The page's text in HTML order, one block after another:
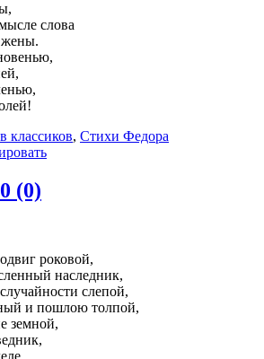
слова
жены.
классиков, Стихи Федора
0 (0)
роковой,
наследник,
слепой,
и пошлою толпой,
земной,